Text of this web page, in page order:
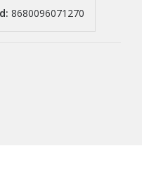
8680096071270